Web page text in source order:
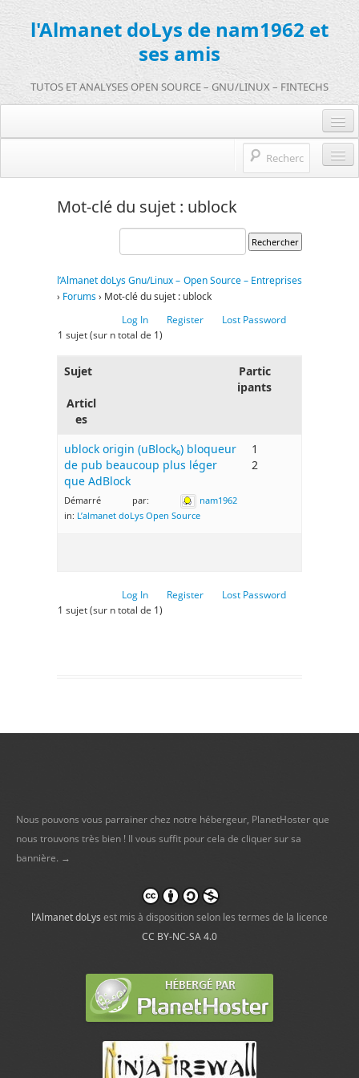
l'Almanet doLys de nam1962 et
ses amis
TUTOS ET ANALYSES OPEN SOURCE – GNU/LINUX – FINTECHS
Je m’inscris sur doLys !
Une question ? Hop !
Open source et entreprises
Références de l’Almanet
Mot-clé du sujet : ublock
l’Almanet doLys Gnu/Linux – Open Source – Entreprises
› Forums› Mot-clé du sujet : ublock
Log In
Register
Lost Password
1 sujet (sur n total de 1)
Sujet
Partic
ipants
Articl
es
ublock origin (uBlock₀) bloqueur
de pub beaucoup plus léger
que AdBlock
Démarré par:
nam1962
in: L’almanet doLys Open Source
1
2
Log In Register
Lost Password
1 sujet (sur n total de 1)
Nous pouvons vous parrainer chez notre hébergeur, PlanetHoster que
nous trouvons très bien ! Il vous suffit pour cela de cliquer sur sa
bannière. →
l'Almanet doLys est mis à disposition selon les termes de la licence
CC BY-NC-SA 4.0